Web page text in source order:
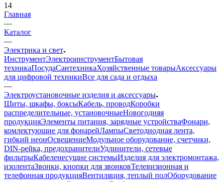
14
Главная
—
Каталог
—
Электрика и свет
ИнструментЭлектроинструментБытовая
техникаПосудаСантехникаХозяйственные товарыАксессуары
для цифровой техникиВсе для сада и отдыха
—
Электроустановочные изделия и аксессуары
Щиты, шкафы, боксыКабель, проводКоробки
распределительные, установочныеНовогодняя
продукцияЭлементы питания, зарядные устройстваФонари,
комлектующие для фонарейЛампыСветодиодная лента,
гибкий неонОсвещениеМодульное оборудование, счетчики,
DIN-рейка, предохранителиУдлинители, сетевые
фильтрыКабеленесущие системыИзделия для электромонтажа,
изолентаЗвонки, кнопки для звонковТелевизионная и
телефонная продукцияВентиляция, теплый полОборудование